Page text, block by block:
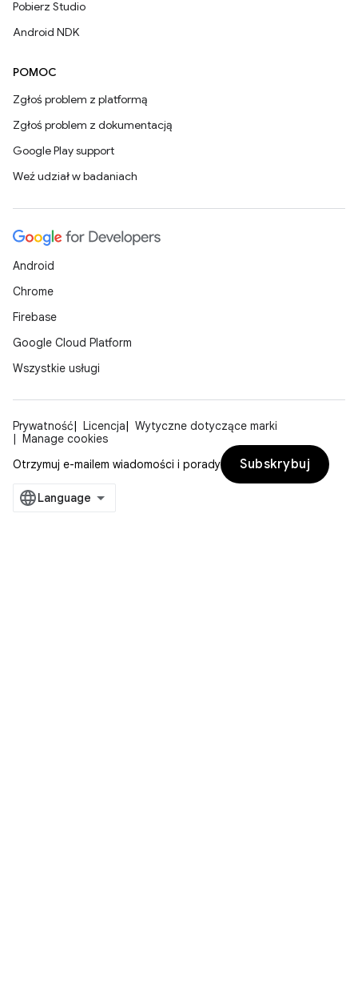
Pobierz Studio
Android NDK
POMOC
Zgłoś problem z platformą
Zgłoś problem z dokumentacją
Google Play support
Weź udział w badaniach
Android
Chrome
Firebase
Google Cloud Platform
Wszystkie usługi
Prywatność Licencja
Wytyczne dotyczące marki
Manage cookies
Otrzymuj e-mailem wiadomości i porady
Subskrybuj